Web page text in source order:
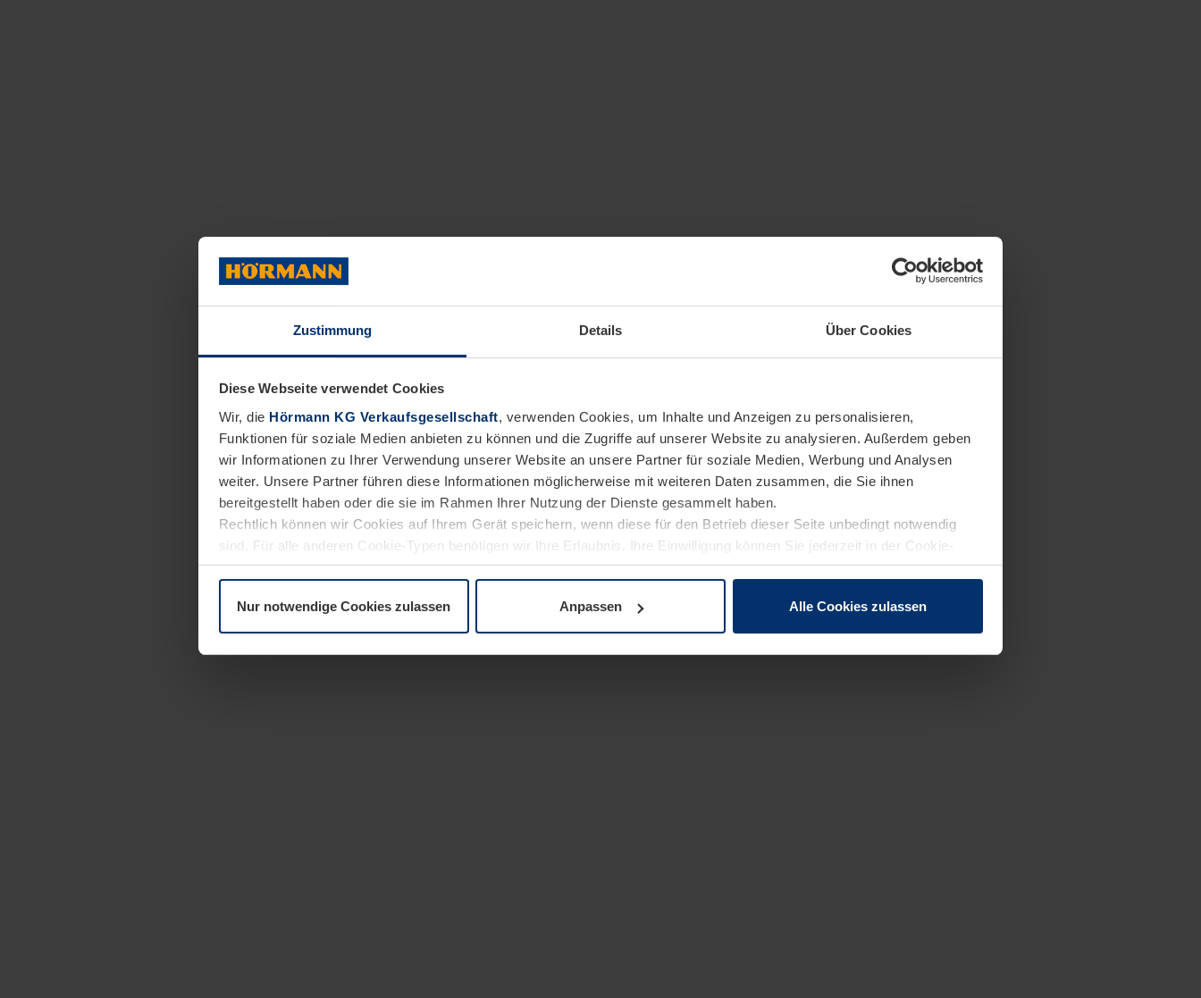
Zustimmung Details Über Cookies
Diese Webseite verwendet Cookies
Wir, die Hörmann KG Verkaufsgesellschaft, verwenden Cookies, um Inhalte und Anzeigen zu personalisieren,
Funktionen für soziale Medien anbieten zu können und die Zugriffe auf unserer Website zu analysieren. Außerdem geben
wir Informationen zu Ihrer Verwendung unserer Website an unsere Partner für soziale Medien, Werbung und Analysen
weiter. Unsere Partner führen diese Informationen möglicherweise mit weiteren Daten zusammen, die Sie ihnen
bereitgestellt haben oder die sie im Rahmen Ihrer Nutzung der Dienste gesammelt haben.
Rechtlich können wir Cookies auf Ihrem Gerät speichern, wenn diese für den Betrieb dieser Seite unbedingt notwendig
sind. Für alle anderen Cookie-Typen benötigen wir Ihre Erlaubnis. Ihre Einwilligung können Sie jederzeit in der Cookie-
Erläuterung auf der SeiteDatenschutzerklärungunserer Website ändern oder widerrufen.
Nur notwendige Cookies zulassen Anpassen Alle Cookies zulassen